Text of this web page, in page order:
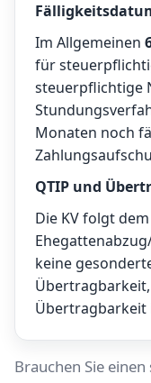
Im Allgemeinen
für
steuerpflichtige
Monaten noch
QTIP und
Die KV folgt
keine
Übertragbarkeit
Brauchen Sie